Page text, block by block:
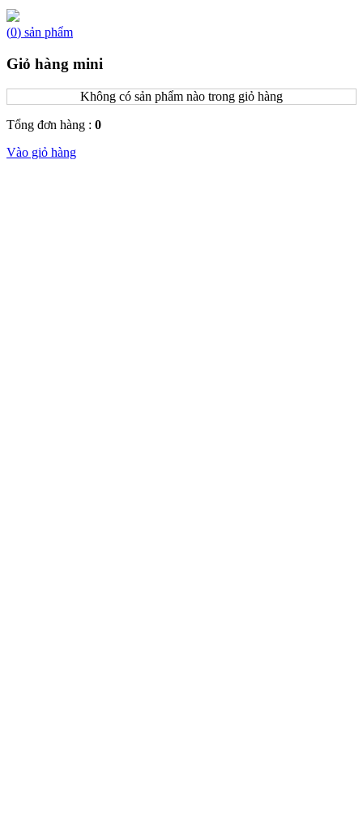
(0) sản phẩm
Giỏ hàng mini
Không có sản phẩm nào trong giỏ hàng
Tổng đơn hàng : 0
Vào giỏ hàng